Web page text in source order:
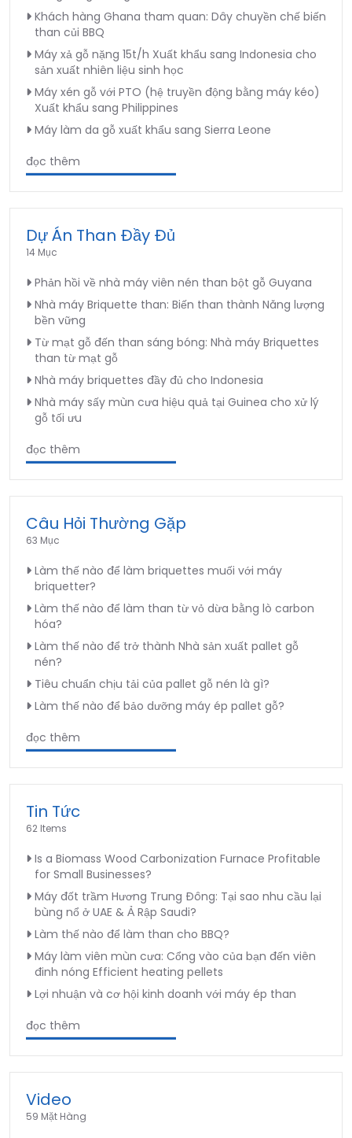
Khách hàng Ghana tham quan: Dây chuyền chế biến
than củi BBQ
Máy xả gỗ nặng 15t/h Xuất khẩu sang Indonesia cho
sản xuất nhiên liệu sinh học
Máy xén gỗ với PTO (hệ truyền động bằng máy kéo)
Xuất khẩu sang Philippines
Máy làm da gỗ xuất khẩu sang Sierra Leone
đọc thêm
Dự Án Than Đầy Đủ
14 Mục
Phản hồi về nhà máy viên nén than bột gỗ Guyana
Nhà máy Briquette than: Biến than thành Năng lượng
bền vững
Từ mạt gỗ đến than sáng bóng: Nhà máy Briquettes
than từ mạt gỗ
Nhà máy briquettes đầy đủ cho Indonesia
Nhà máy sấy mùn cưa hiệu quả tại Guinea cho xử lý
gỗ tối ưu
đọc thêm
Câu Hỏi Thường Gặp
63 Mục
Làm thế nào để làm briquettes muối với máy
briquetter?
Làm thế nào để làm than từ vỏ dừa bằng lò carbon
hóa?
Làm thế nào để trở thành Nhà sản xuất pallet gỗ
nén?
Tiêu chuẩn chịu tải của pallet gỗ nén là gì?
Làm thế nào để bảo dưỡng máy ép pallet gỗ?
đọc thêm
Tin Tức
62 Items
Is a Biomass Wood Carbonization Furnace Profitable
for Small Businesses?
Máy đốt trầm Hương Trung Đông: Tại sao nhu cầu lại
bùng nổ ở UAE & Ả Rập Saudi?
Làm thế nào để làm than cho BBQ?
Máy làm viên mùn cưa: Cổng vào của bạn đến viên
đinh nóng Efficient heating pellets
Lợi nhuận và cơ hội kinh doanh với máy ép than
đọc thêm
Video
59 Mặt Hàng